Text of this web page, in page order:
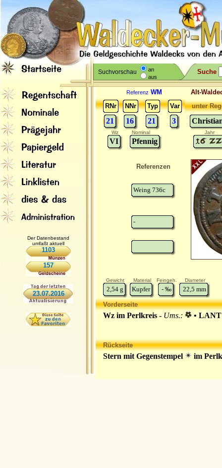
Suchvorschau
an
aus
Suche
Der Datenbestand
umfaßt aktuell
1103
157
23.07.2016
Referenz WM
Alt-
RNr
NNr Typ Var
21 16 21 3
unter
Wz Nominal Jahr
VI Pfennig
Referenzen
Weing 736c
-
Gewicht Material Feingeh. Diameter
2,54 g Kupfer - ‰ 22,5 mm
Vorderseite
Wz im Perlkreis - Ums.: •
Rückseite
Stern mit Gegenstempel im